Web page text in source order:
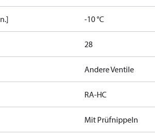
-10 °C
28
Andere Ventile
RA-HC
Mit Prüfnippeln